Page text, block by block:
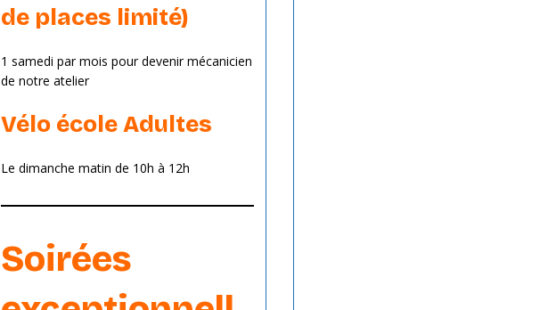
de places limité)
1 samedi par mois pour devenir mécanicien
de notre atelier
Vélo école Adultes
Le dimanche matin de 10h à 12h
Soirées